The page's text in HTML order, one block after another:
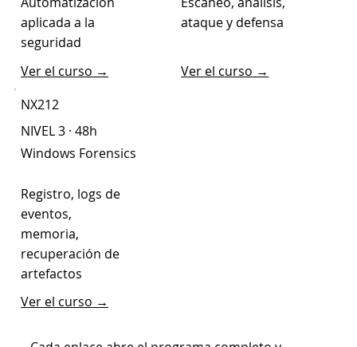
aplicada a la
seguridad
Ver el curso →
ataque y defensa
Ver el curso →
NX212
NIVEL 3 · 48h
Windows Forensics
Registro, logs de
eventos,
memoria,
recuperación de
artefactos
Ver el curso →